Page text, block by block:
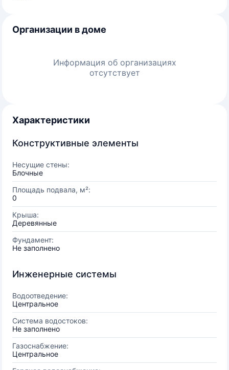
Организации в доме
Информация об организациях
отсутствует
Характеристики
Конструктивные элементы
Несущие стены:
Блочные
Площадь подвала, м²:
0
Крыша:
Деревянные
Фундамент:
Не заполнено
Инженерные системы
Водоотведение:
Центральное
Система водостоков:
Не заполнено
Газоснабжение:
Центральное